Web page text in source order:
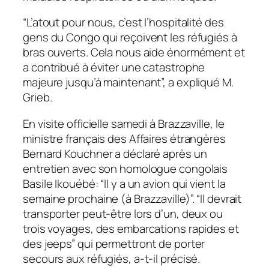
“L’atout pour nous, c’est l’hospitalité des
gens du Congo qui reçoivent les réfugiés à
bras ouverts. Cela nous aide énormément et
a contribué à éviter une catastrophe
majeure jusqu’à maintenant”, a expliqué M.
Grieb.
En visite officielle samedi à Brazzaville, le
ministre français des Affaires étrangères
Bernard Kouchner a déclaré après un
entretien avec son homologue congolais
Basile Ikouébé: “Il y a un avion qui vient la
semaine prochaine (à Brazzaville)”. “Il devrait
transporter peut-être lors d’un, deux ou
trois voyages, des embarcations rapides et
des jeeps” qui permettront de porter
secours aux réfugiés, a-t-il précisé.